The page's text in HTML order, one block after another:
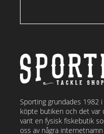
Sporting grundades 1982
köpte butiken och det var
varit en fysisk fiskebutik
oss av några